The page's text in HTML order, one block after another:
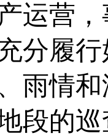
运营
分履
雨情
段的